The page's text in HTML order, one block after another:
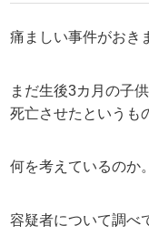
痛ましい事件がおき
まだ生後3カ月の子
死亡させたというも
何を考えているのか。
容疑者について調べ